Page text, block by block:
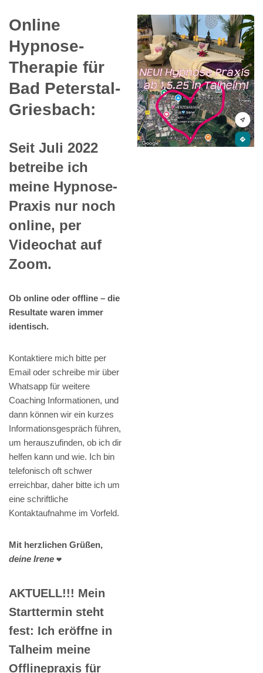
Online
Hypnose-
Therapie für
Bad Peterstal-
Griesbach:
Seit Juli 2022
betreibe ich
meine Hypnose-
Praxis nur noch
online, per
Videochat auf
Zoom.
Ob online oder offline – die
Resultate waren immer
identisch.
Kontaktiere mich bitte per
Email oder schreibe mir über
Whatsapp für weitere
Coaching Informationen, und
dann können wir ein kurzes
Informationsgespräch führen,
um herauszufinden, ob ich dir
helfen kann und wie. Ich bin
telefonisch oft schwer
erreichbar, daher bitte ich um
eine schriftliche
Kontaktaufnahme im Vorfeld.
Mit herzlichen Grüßen,
deine Irene ❤️
AKTUELL!!! Mein
Starttermin steht
fest: Ich eröffne in
Talheim meine
Offlinepraxis für